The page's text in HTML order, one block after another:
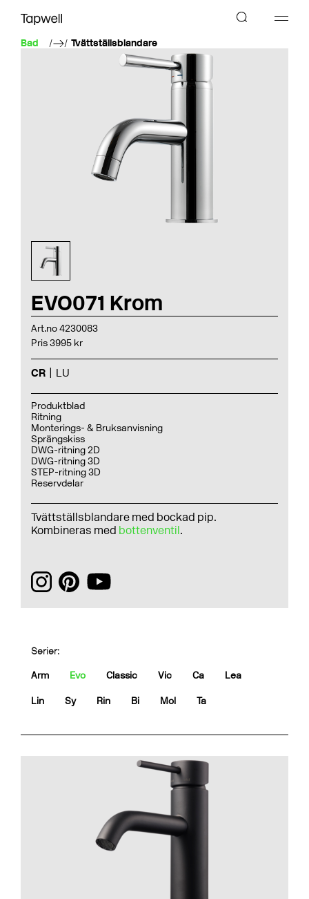
Bad Tvättställsblandare
EVO071 Krom
Art.no 4230083
Pris 3995 kr
CR LU
Produktblad
Ritning
Monterings- & Bruksanvisning
Sprängskiss
DWG-ritning 2D
DWG-ritning 3D
STEP-ritning 3D
Reservdelar
Tvättställsblandare med bockad pip.
Kombineras med bottenventil.
Serier:
Arm Evo Classic Vic Ca Lea
Lin Sy Rin Bi Mol Ta